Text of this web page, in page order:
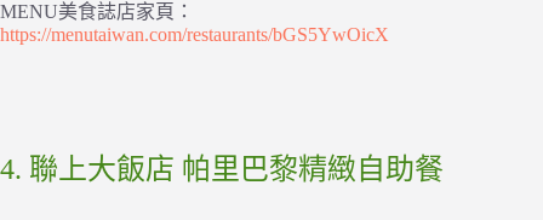
MENU美食誌店家頁：
https://menutaiwan.com/restaurants/bGS5YwOicX
4. 聯上大飯店 帕里巴黎精緻自助餐